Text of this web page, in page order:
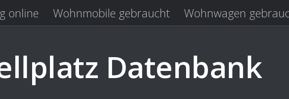
online Wohnmobile gebraucht
Wohnwagen
Datenbank